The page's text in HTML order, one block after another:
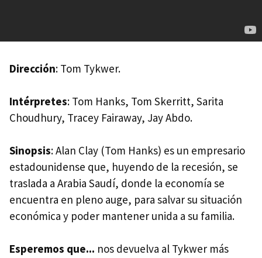
Dirección: Tom Tykwer.
Intérpretes: Tom Hanks, Tom Skerritt, Sarita
Choudhury, Tracey Fairaway, Jay Abdo.
Sinopsis: Alan Clay (Tom Hanks) es un empresario
estadounidense que, huyendo de la recesión, se
traslada a Arabia Saudí, donde la economía se
encuentra en pleno auge, para salvar su situación
económica y poder mantener unida a su familia.
Esperemos que... nos devuelva al Tykwer más